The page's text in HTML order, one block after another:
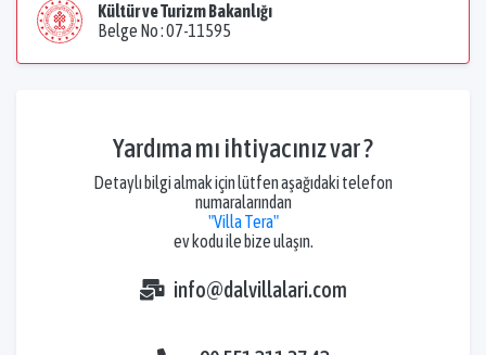
Kültür ve Turizm Bakanlığı
Belge No : 07-11595
Yardıma mı ihtiyacınız var ?
Detaylı bilgi almak için lütfen aşağıdaki telefon
numaralarından
"Villa Tera"
ev kodu ile bize ulaşın.
info@dalvillalari.com